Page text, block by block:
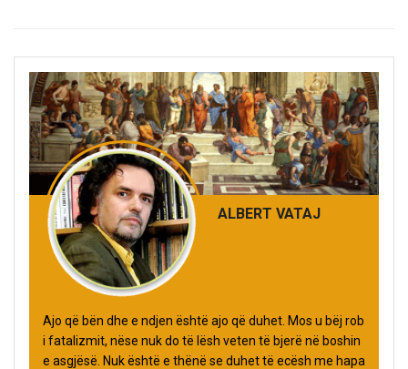
ALBERT VATAJ
Ajo që bën dhe e ndjen është ajo që duhet. Mos u bëj rob
i fatalizmit, nëse nuk do të lësh veten të bjerë në boshin
e asgjësë. Nuk është e thënë se duhet të ecësh me hapa